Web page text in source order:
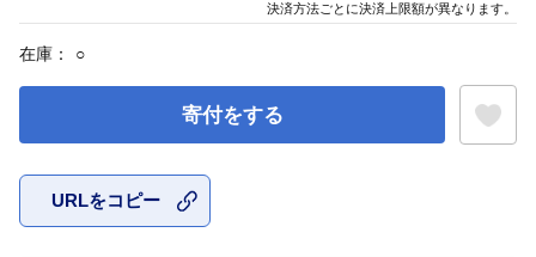
在庫： ○
寄付をする
URLをコピー
決済方法ごとに決済上限額が異なります。